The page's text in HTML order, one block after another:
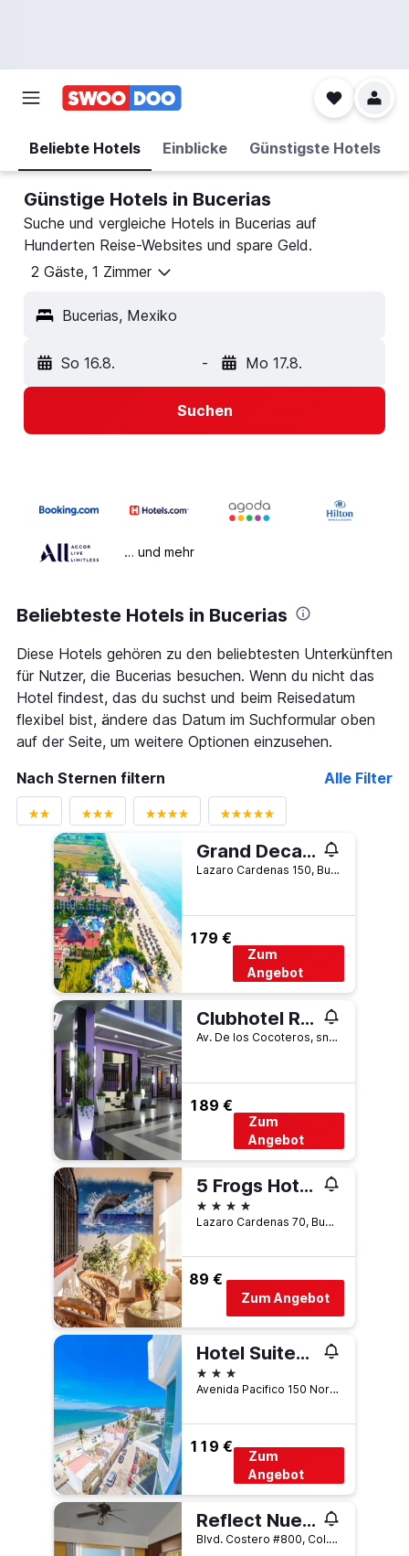
Beliebte Hotels Einblicke Günstigste Hotels
Günstige Hotels in Bucerias
Suche und vergleiche Hotels in Bucerias auf
Hunderten Reise-Websites und spare Geld.
2 Gäste, 1 Zimmer
Bucerias, Mexiko
So 16.8. - Mo 17.8.
Suchen
… und mehr
Beliebteste Hotels in Bucerias
Diese Hotels gehören zu den beliebtesten Unterkünften
für Nutzer, die Bucerias besuchen. Wenn du nicht das
Hotel findest, das du suchst und beim Reisedatum
flexibel bist, ändere das Datum im Suchformular oben
auf der Seite, um weitere Optionen einzusehen.
Nach Sternen filtern
Alle Filter
Grand Decameron Complex Bucerias, A Trademark All-Inclusive Resort
Lazaro Cardenas 150, Bucerias, Nayarit, Mexiko
179 €
Zum
Angebot
Clubhotel Riu Jalisco
Av. De los Cocoteros, sn-Lote K, Bucerias, Nayarit, Mexiko
189 €
Zum
Angebot
5 Frogs Hotel Bucerias
4 Sterne
Lazaro Cardenas 70, Bucerias, Nayarit, Mexiko
89 €
Zum Angebot
Hotel Suites Nadia Bucerias
3 Sterne
Avenida Pacifico 150 Norte Col Centro, Bucerias, Nayarit, Mexiko
119 €
Zum
Angebot
Reflect Nuevo Vallarta
Blvd. Costero #800, Col. Flamingos, Bucerias, Nayarit, Mexiko